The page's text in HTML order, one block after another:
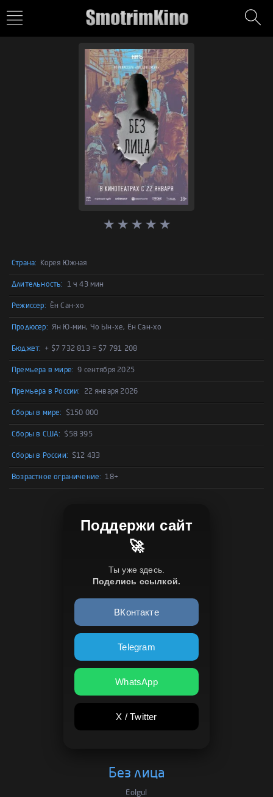
Страна: Корея Южная
Длительность: 1 ч 43 мин
Режиссер: Ён Сан-хо
Продюсер: Ян Ю-мин, Чо Ын-хе, Ён Сан-хо
Бюджет: + $7 732 813 = $7 791 208
Премьера в мире: 9 сентября 2025
Премьера в России: 22 января 2026
Сборы в мире: $150 000
Сборы в США: $58 395
Сборы в России: $12 433
Возрастное ограничение: 18+
Поддержи сайт
🚀
Ты уже здесь.
Поделись ссылкой.
ВКонтакте
Telegram
WhatsApp
X / Twitter
Без лица
Eolgul